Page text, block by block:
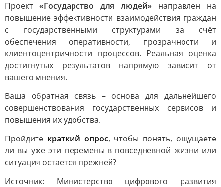
Проект «Государство для людей» направлен на
повышение эффективности взаимодействия граждан
с государственными структурами за счёт
обеспечения оперативности, прозрачности и
клиентоцентричности процессов. Реальная оценка
достигнутых результатов напрямую зависит от
вашего мнения.
Ваша обратная связь – основа для дальнейшего
совершенствования государственных сервисов и
повышения их удобства.
Пройдите краткий опрос, чтобы понять, ощущаете
ли вы уже эти перемены в повседневной жизни или
ситуация остается прежней?
Источник: Министерство цифрового развития